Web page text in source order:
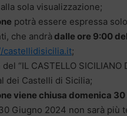
sola visualizzazione;
potrà essere espressa
che andrà dalle ore 9:00
castellidisicilia.it;
del “IL CASTELLO SICILIANO
dei Castelli di Sicilia;
viene chiusa domenica
Giugno 2024 non sarà più